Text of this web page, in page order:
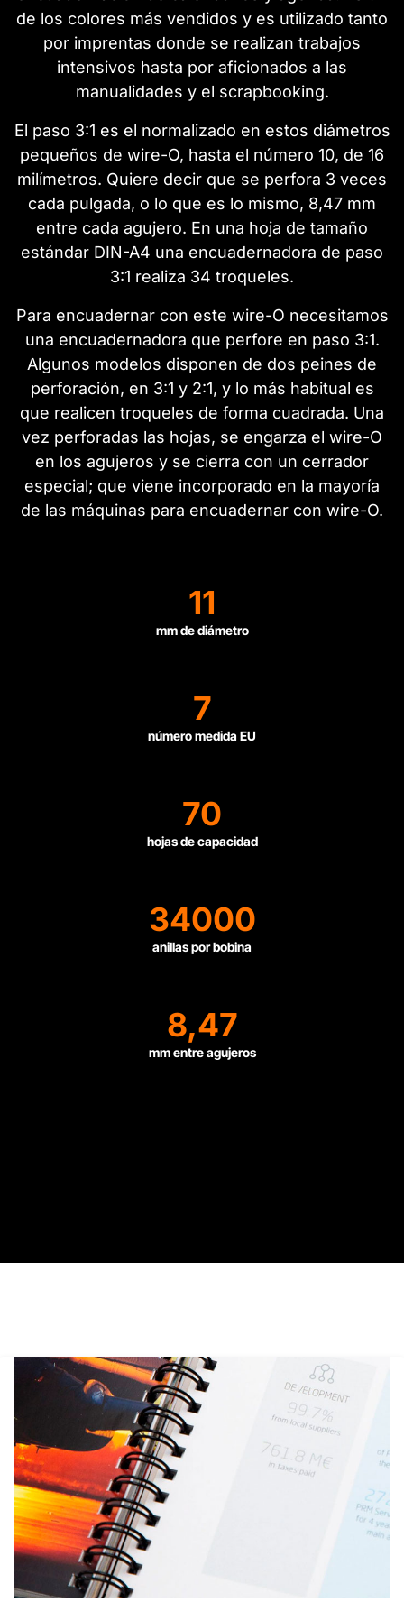
de los colores más vendidos y es utilizado tanto
por imprentas donde se realizan trabajos
intensivos hasta por aficionados a las
manualidades y el scrapbooking.
El paso 3:1 es el normalizado en estos diámetros
pequeños de wire-O, hasta el número 10, de 16
milímetros. Quiere decir que se perfora 3 veces
cada pulgada, o lo que es lo mismo, 8,47 mm
entre cada agujero. En una hoja de tamaño
estándar DIN-A4 una encuadernadora de paso
3:1 realiza 34 troqueles.
Para encuadernar con este wire-O necesitamos
una encuadernadora que perfore en paso 3:1.
Algunos modelos disponen de dos peines de
perforación, en 3:1 y 2:1, y lo más habitual es
que realicen troqueles de forma cuadrada. Una
vez perforadas las hojas, se engarza el wire-O
en los agujeros y se cierra con un cerrador
especial; que viene incorporado en la mayoría
de las máquinas para encuadernar con wire-O.
11
mm de diámetro
7
número medida EU
70
hojas de capacidad
34000
anillas por bobina
8,47
mm entre agujeros